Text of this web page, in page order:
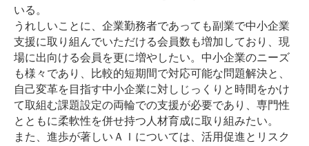
いる。
うれしいことに、企業勤務者であっても副業で中小企業
支援に取り組んでいただける会員数も増加しており、現
場に出向ける会員を更に増やしたい。中小企業のニーズ
も様々であり、比較的短期間で対応可能な問題解決と、
自己変革を目指す中小企業に対しじっくりと時間をかけ
て取組む課題設定の両輪での支援が必要であり、専門性
とともに柔軟性を併せ持つ人材育成に取り組みたい。
また、進歩が著しいＡＩについては、活用促進とリスク